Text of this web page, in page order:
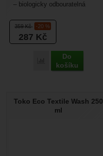
359Kč -20 %
287 Kč
Porovnat
Do
košíku
– biologicky odbouratelná
oblečení (membránové...
Toko Eco Textile Wash 250
ml